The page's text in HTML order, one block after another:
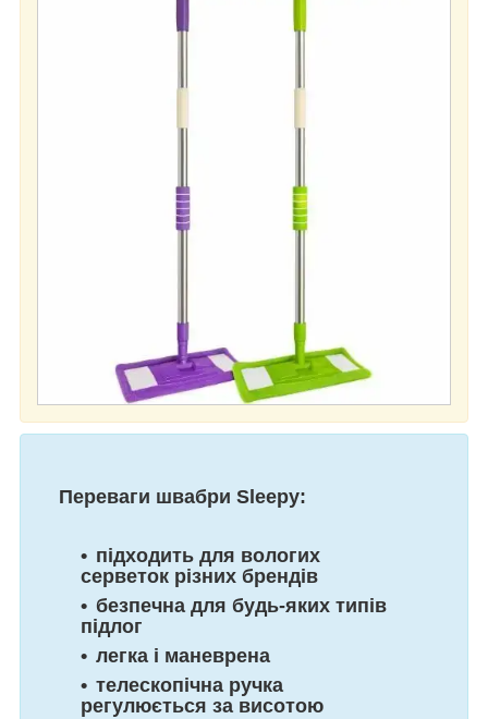
Переваги швабри Sleepy:
підходить для вологих
серветок різних брендів
безпечна для будь-яких типів
підлог
легка і маневрена
телескопічна ручка
регулюється за висотою